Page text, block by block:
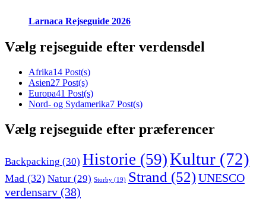
Larnaca Rejseguide 2026
Vælg rejseguide efter verdensdel
Afrika14 Post(s)
Asien27 Post(s)
Europa41 Post(s)
Nord- og Sydamerika7 Post(s)
Vælg rejseguide efter præferencer
Backpacking (30) Historie (59)Kultur (72)
Mad (32) Natur (29) Storby (19) Strand (52)UNESCO
verdensarv (38)